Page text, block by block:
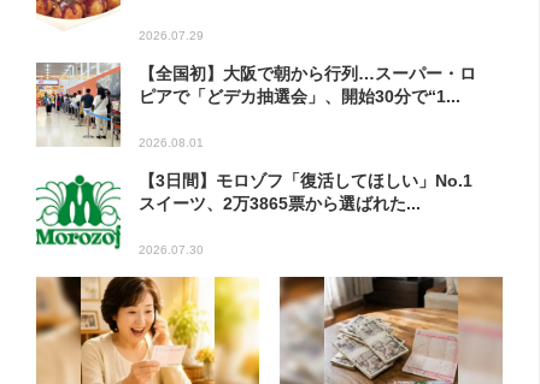
2026.07.29
【全国初】大阪で朝から行列…スーパー・ロ
ピアで「どデカ抽選会」、開始30分で“1...
2026.08.01
【3日間】モロゾフ「復活してほしい」No.1
スイーツ、2万3865票から選ばれた...
2026.07.30